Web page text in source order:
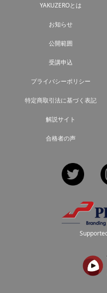
YAKUZEROとは
お知らせ
公開範囲
受講申込
プライバシーポリシー
特定商取引法に基づく表記
解説サイト
合格者の声
Twitter